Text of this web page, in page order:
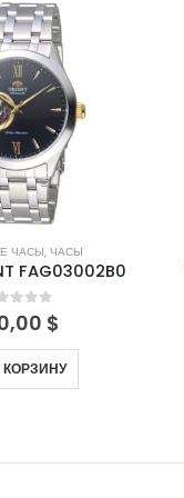
ЧАСЫ, ЧАСЫ
FAG03002B0
of 5
$
КОРЗИНУ